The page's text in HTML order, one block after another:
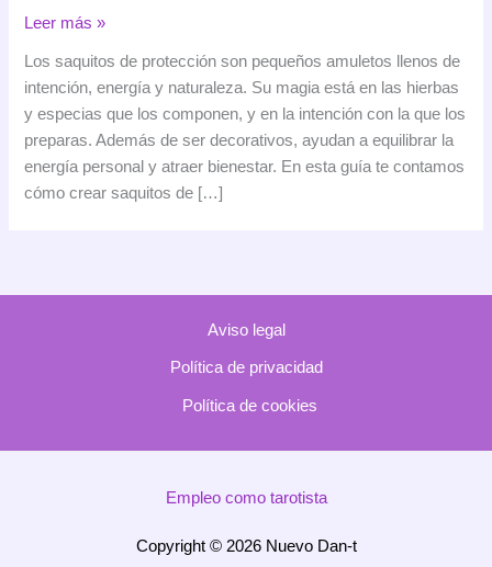
Saquitos
protección
Leer más »
Los saquitos de protección son pequeños amuletos llenos de
intención, energía y naturaleza. Su magia está en las hierbas
y especias que los componen, y en la intención con la que los
preparas. Además de ser decorativos, ayudan a equilibrar la
energía personal y atraer bienestar. En esta guía te contamos
cómo crear saquitos de […]
Aviso legal
Política de privacidad
Política de cookies
Empleo como tarotista
Copyright © 2026 Nuevo Dan-t